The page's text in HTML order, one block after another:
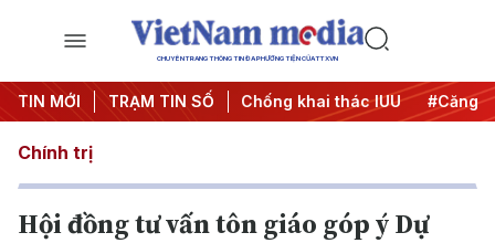
CHUYÊN TRANG THÔNG TIN ĐA PHƯƠNG TIỆN CỦA TTXVN
TIN MỚI TRẠM TIN SỐ
500 ngày đêm #Chống khai thác IUU #Căng thẳng
Chính trị
Hội đồng tư vấn tôn giáo góp ý Dự